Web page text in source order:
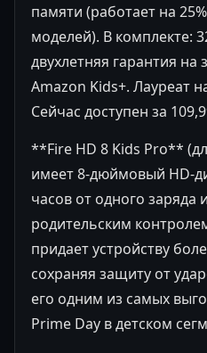
памяти (работает на
моделей). В комплекте:
двухлетняя гарантия на
Amazon Kids+. Лауреат
Сейчас доступен за
**Fire HD 8 Kids Pro**
имеет 8-дюймовый HD-
часов от одного
родительским
придает устройству
сохраняя защиту от
его одним из самых
Prime Day в детском